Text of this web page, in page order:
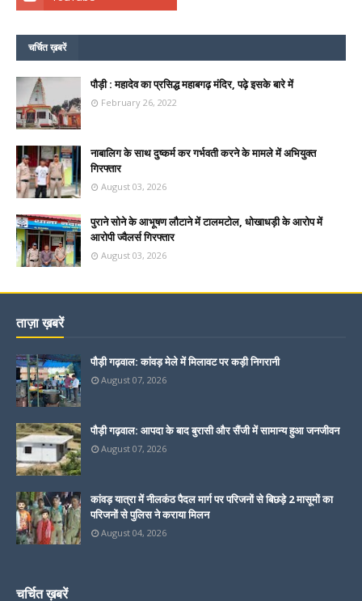
चर्चित ख़बरें
पौड़ी : महादेव का प्रसिद्ध महाबगढ़ मंदिर, पढ़े इसके बारे में
February 26, 2022
नाबालिग के साथ दुष्कर्म कर गर्भवती करने के मामले में अभियुक्त
गिरफ्तार
August 03, 2026
पुराने सोने के आभूषण लौटाने में टालमटोल, धोखाधड़ी के आरोप में
आरोपी ज्वैलर्स गिरफ्तार
August 03, 2026
ताज़ा ख़बरें
पौड़ी गढ़वाल: कांवड़ मेले में मिलावट पर कड़ी निगरानी
August 07, 2026
पौड़ी गढ़वाल: आपदा के बाद बुरासी और सैंजी में सामान्य हुआ जनजीवन
August 07, 2026
कांवड़ यात्रा में नीलकंठ पैदल मार्ग पर परिजनों से बिछड़े 2 मासूमों का
परिजनों से पुलिस ने कराया मिलन
August 04, 2026
चर्चित ख़बरें